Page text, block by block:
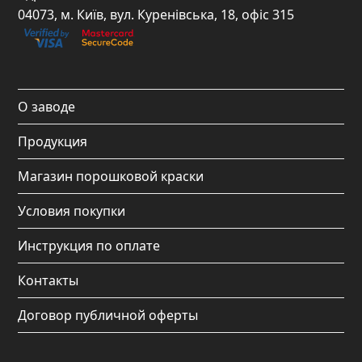
e
b
o
k
t
a
r
a
m
t
u
e
o
04073, м. Київ, вул. Куренівська, 18, офіс 315
О заводе
Продукция
Магазин порошковой краски
Условия покупки
Инструкция по оплате
Контакты
Договор публичной оферты